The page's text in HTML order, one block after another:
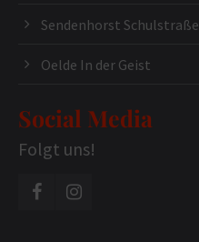
Sendenhorst Schulstraße
Oelde In der Geist
Social Media
Folgt uns!